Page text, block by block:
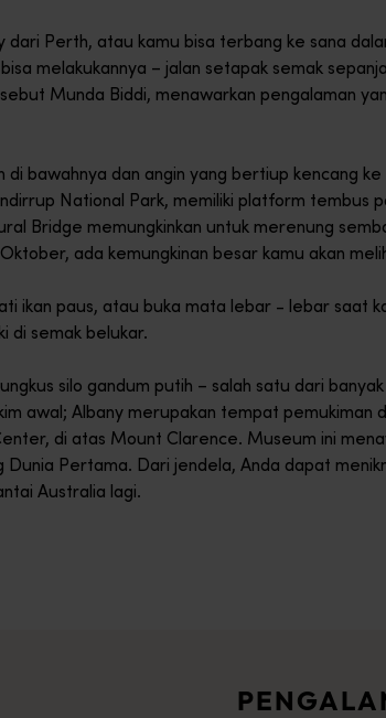
Perth, atau kamu bisa terbang ke sana
melakukannya – jalan setapak semak
Munda Biddi, menawarkan pengalaman
bawahnya dan angin yang bertiup kencang
National Park, memiliki platform tembus
Bridge memungkinkan untuk merenung
ada kemungkinan besar kamu akan
ikan paus, atau buka mata lebar - lebar saat
di semak belukar.
silo gandum putih – salah satu dari
awal; Albany merupakan tempat pemukiman
di atas Mount Clarence. Museum ini
Pertama. Dari jendela, Anda dapat
Australia lagi.